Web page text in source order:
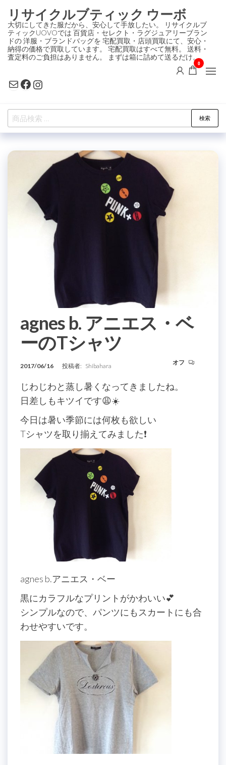
ン
テ
ン
ツ
プ
リサイクルブティック ウーボ
大切にしてきた服だから、安心して手放したい。 リサイクルブ
ティックUOVOでは 百貨店・セレクト・ラグジュアリーブラン
ドの 洋服・ブランドバッグを 宅配買取・店頭買取にて、安心・
納得の価格で買取しています。 宅配買取はすべて無料。 送料・
査定料のご負担はありません。 まずは箱に詰めて送るだけ。
MailFacebook
Instagram
0
検
索
象:
検索
agnes b. アニエス・ベ
ーのTシャツ
2017/06/16 投稿者: Shibahara オフ
じわじわと蒸し暑くなってきましたね。
日差しもキツイです😩☀️
今日は暑い季節には何枚も欲しい
Tシャツを取り揃えてみました❗️
agnes b.アニエス・ベー
黒にカラフルなプリントがかわいい💕
シンプルなので、パンツにもスカートにも合
わせやすいです。